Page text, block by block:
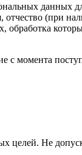
данных
(при
обработка
с момента
целей. Не